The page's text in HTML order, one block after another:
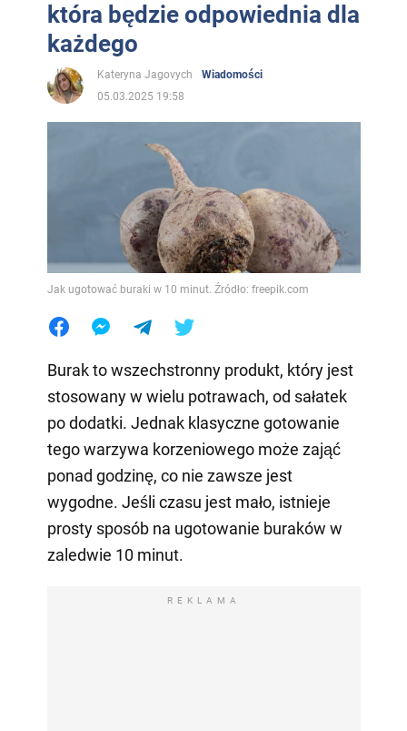
która będzie odpowiednia dla
każdego
Kateryna Jagovych
Wiadomości
05.03.2025 19:58
Jak ugotować buraki w 10 minut. Źródło: freepik.com
Burak to wszechstronny produkt, który jest
stosowany w wielu potrawach, od sałatek
po dodatki. Jednak klasyczne gotowanie
tego warzywa korzeniowego może zająć
ponad godzinę, co nie zawsze jest
wygodne. Jeśli czasu jest mało, istnieje
prosty sposób na ugotowanie buraków w
zaledwie 10 minut.
REKLAMA